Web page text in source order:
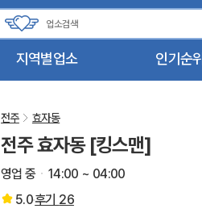
지역별업소 인기순위
전주 효자동
전주 효자동 [킹스맨]
영업 중
14:00 ~ 04:00
5.0후기 26